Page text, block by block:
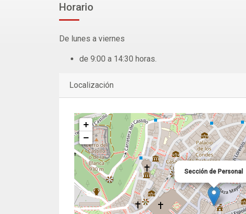
Horario
De lunes a viernes
de 9:00 a 14:30 horas.
Localización
Sección de Personal
+
−